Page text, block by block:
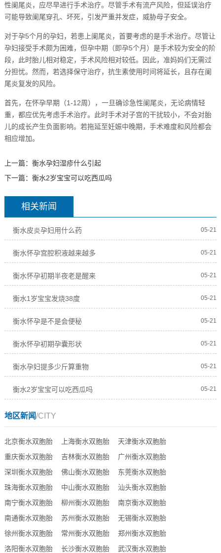
性阑尾炎，应尽早进行手术治疗。尽管手术有流产风险，但延误治疗
可能导致阑尾穿孔、坏死，引发严重并发症，威胁母子安全。
对于孕5个月的孕妇，若患上阑尾炎，首要考虑的是手术治疗。尽管让
孕妇接受手术颇为困难，但孕中期（即孕5个月）是手术较为安全的阶
段，此时胎儿相对稳定，手术风险相对较低。因此，准妈妈们无需过
分担忧。然而，若选择保守治疗，抗生素使用时间将延长，且存在阑
尾炎复发的风险。
首先，在怀孕早期（1-12周），一旦确诊急性阑尾炎，无论病情轻
重，都应优先考虑手术治疗。此时手术对子宫的干扰较小，不会对胎
儿的成长产生负面影响。若拖延至妊娠中晚期，手术难度和风险都会
相应增加。
上一篇： 衡水孕妇湿疹什么引起
下一篇： 衡水2岁宝宝可以吃西瓜吗
相关新闻
衡水皮炎孕妇用什么药 05-21
衡水怀孕宫腔积液越来越多 05-21
衡水怀孕初期半夜老是醒来 05-21
衡水1岁宝宝发烧38度 05-21
衡水怀孕是不是会便秘 05-21
衡水怀孕初期孕囊形状 05-21
衡水孕妇提多少斤算重物 05-21
衡水2岁宝宝可以吃西瓜吗 05-21
地区新闻/CITY
北京衡水双胞胎 上海衡水双胞胎
天津衡水双胞胎
重庆衡水双胞胎
吉林衡水双胞胎
广州衡水双胞胎
深圳衡水双胞胎
佛山衡水双胞胎
东莞衡水双胞胎
珠海衡水双胞胎
中山衡水双胞胎
汕头衡水双胞胎
南宁衡水双胞胎
柳州衡水双胞胎
南京衡水双胞胎
南通衡水双胞胎
苏州衡水双胞胎
无锡衡水双胞胎
徐州衡水双胞胎
常州衡水双胞胎
郑州衡水双胞胎
洛阳衡水双胞胎
长沙衡水双胞胎 武汉衡水双胞胎